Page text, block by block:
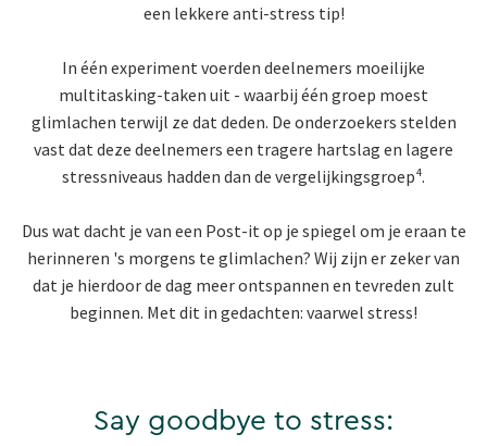
een lekkere anti-stress tip!
In één experiment voerden deelnemers moeilijke
multitasking-taken uit - waarbij één groep moest
glimlachen terwijl ze dat deden. De onderzoekers stelden
vast dat deze deelnemers een tragere hartslag en lagere
stressniveaus hadden dan de vergelijkingsgroep⁴.
Dus wat dacht je van een Post-it op je spiegel om je eraan te
herinneren 's morgens te glimlachen? Wij zijn er zeker van
dat je hierdoor de dag meer ontspannen en tevreden zult
beginnen. Met dit in gedachten: vaarwel stress!
Say goodbye to stress: